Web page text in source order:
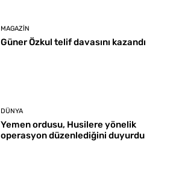
MAGAZIN
Güner Özkul telif davasını kazandı
DÜNYA
Yemen ordusu, Husilere yönelik
operasyon düzenlediğini duyurdu